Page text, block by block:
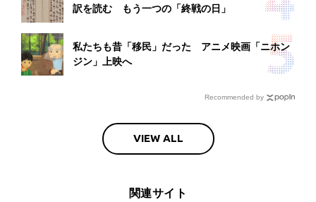
訳を読む もう一つの「終戦の日」
私たちも昔「移民」だった アニメ映画「ニホン
ジン」上映へ
Recommended by
VIEW ALL
関連サイト